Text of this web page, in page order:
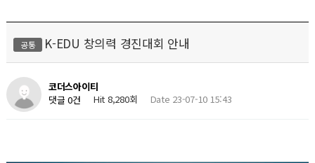
공통 K-EDU 창의력 경진대회 안내
코더스아이티
댓글 0건
Hit 8,280회 Date 23-07-10 15:43